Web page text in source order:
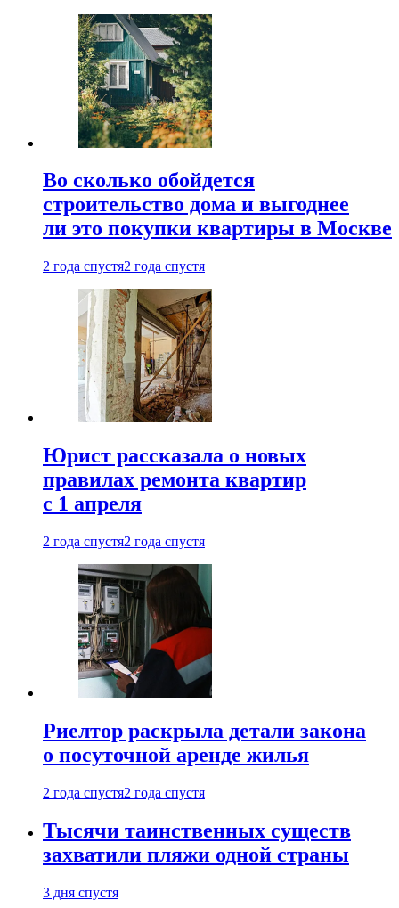
Во сколько обойдется
строительство дома и выгоднее
ли это покупки квартиры в Москве
2 года спустя2 года спустя
Юрист рассказала о новых
правилах ремонта квартир
с 1 апреля
2 года спустя2 года спустя
Риелтор раскрыла детали закона
о посуточной аренде жилья
2 года спустя2 года спустя
Тысячи таинственных существ
захватили пляжи одной страны
3 дня спустя